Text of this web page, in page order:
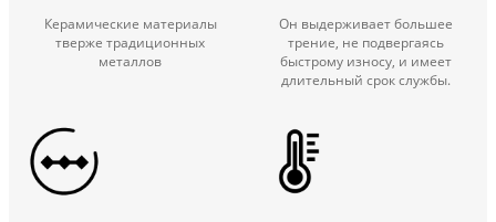
Керамические материалы
тверже традиционных
металлов
Он выдерживает большее
трение, не подвергаясь
быстрому износу, и имеет
длительный срок службы.